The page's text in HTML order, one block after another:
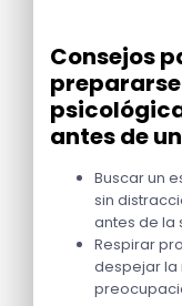
Consejos
prepararse
antes de
Buscar un
sin
antes de la
Respirar
despejar la